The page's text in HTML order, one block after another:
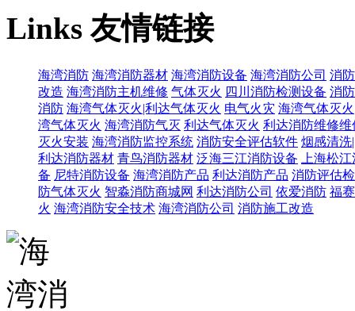
Links友情链接
海湾消防 海湾消防器材 海湾消防设备 海湾消防公司 消
改造 海湾消防主机维修 气体灭火 四川消防检测设备 消
消防 海湾气体灭火|利达气体灭火 电气火灾 海湾气体灭
湾气体灭火 海湾消防气灭 利达气体灭火 利达消防维修维
灭火安装 海湾消防监控系统 消防安全评估软件 烟感清洗
利达消防器材 青鸟消防器材 泛海三江消防设备
上海松
备 尼特消防设备 海湾消防产品 利达消防产品 消防评估
防气体灭火 智淼消防商城网 利达消防公司 依爱消防 福
火 海湾消防安全技术 海湾消防公司 消防施工改造